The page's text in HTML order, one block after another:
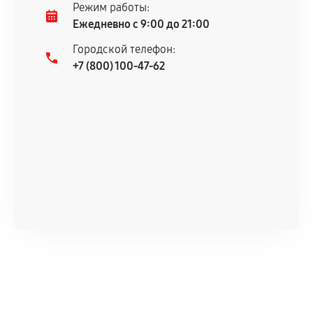
Режим работы:
Ежедневно с 9:00 до 21:00
Городской телефон:
+7 (800) 100-47-62